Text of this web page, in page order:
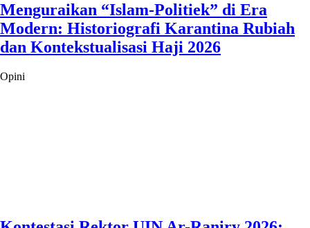
Menguraikan “Islam-Politiek” di Era
Modern: Historiografi Karantina Rubiah
dan Kontekstualisasi Haji 2026
Opini